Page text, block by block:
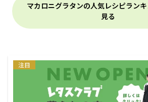
マカロニグラタンの人気レシピラン
見る
注目